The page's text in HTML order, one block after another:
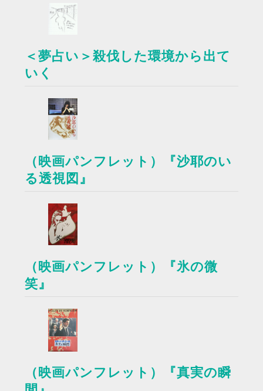
＜夢占い＞殺伐した環境から出て
いく
（映画パンフレット）『沙耶のい
る透視図』
（映画パンフレット）『氷の微
笑』
（映画パンフレット）『真実の瞬